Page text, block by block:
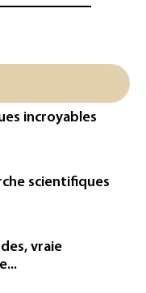
1980
de la
en
et la
de défense
100
non
incroyables
scientifiques
vraie